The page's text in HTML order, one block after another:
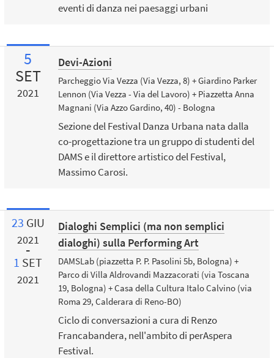
eventi di danza nei paesaggi urbani
5
SET
2021
Devi-Azioni
Parcheggio Via Vezza (Via Vezza, 8) + Giardino Parker
Lennon (Via Vezza - Via del Lavoro) + Piazzetta Anna
Magnani (Via Azzo Gardino, 40) - Bologna
Sezione del Festival Danza Urbana nata dalla
co-progettazione tra un gruppo di studenti del
DAMS e il direttore artistico del Festival,
Massimo Carosi.
23 GIU
2021
1 SET
2021
Dialoghi Semplici (ma non semplici
dialoghi) sulla Performing Art
DAMSLab (piazzetta P. P. Pasolini 5b, Bologna) +
Parco di Villa Aldrovandi Mazzacorati (via Toscana
19, Bologna) + Casa della Cultura Italo Calvino (via
Roma 29, Calderara di Reno-BO)
Ciclo di conversazioni a cura di Renzo
Francabandera, nell'ambito di perAspera
Festival.